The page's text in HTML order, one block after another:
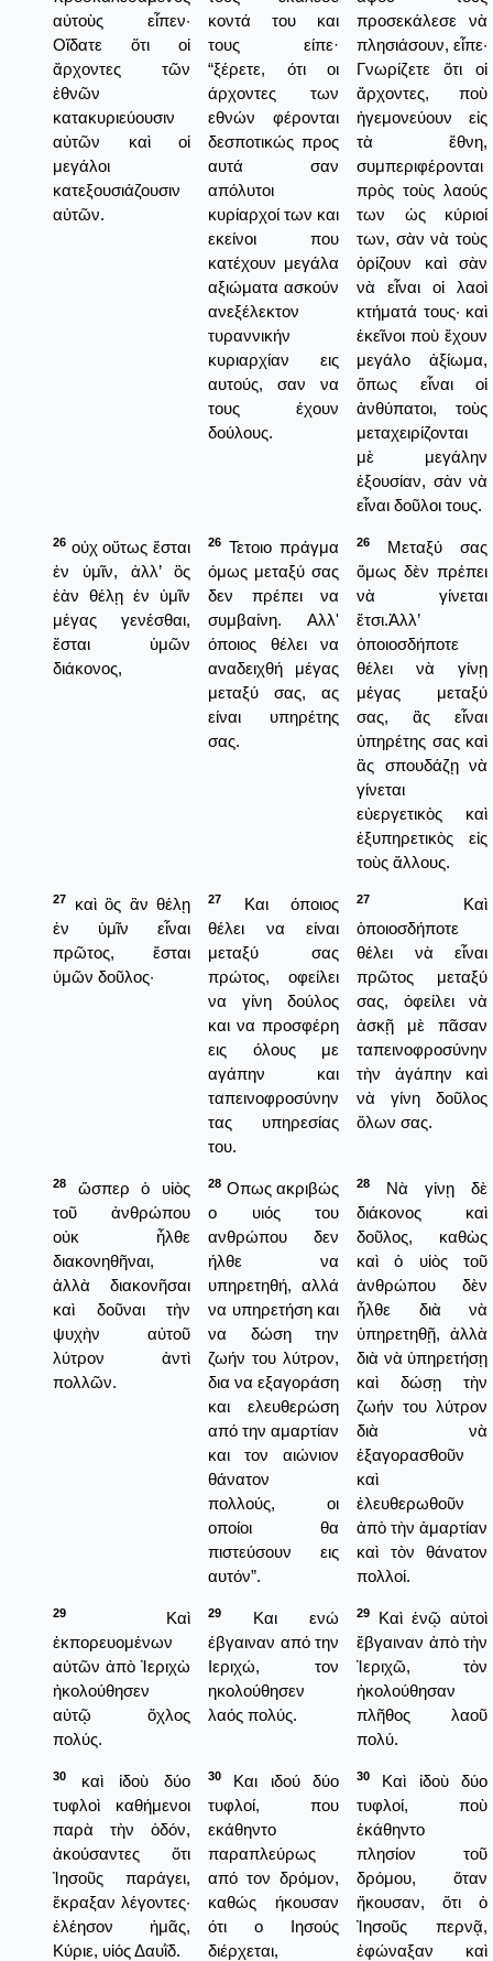
αὐτοὺς εἶπεν·
Οἴδατε ὅτι οἱ
ἄρχοντες τῶν
ἐθνῶν
κατακυριεύουσιν
αὐτῶν καὶ οἱ
μεγάλοι
κατεξουσιάζουσιν
αὐτῶν.
κοντά του και
τους είπε·
“ξέρετε, ότι οι
άρχοντες των
εθνών φέρονται
δεσποτικώς προς
αυτά σαν
απόλυτοι
κυρίαρχοί των και
εκείνοι που
κατέχουν μεγάλα
αξιώματα ασκούν
ανεξέλεκτον
τυραννικήν
κυριαρχίαν εις
αυτούς, σαν να
τους έχουν
δούλους.
προσεκάλεσε νὰ
πλησιάσουν, εἶπε·
Γνωρίζετε ὅτι οἱ
ἄρχοντες, ποὺ
ἠγεμονεύουν εἰς
τὰ ἔθνη,
συμπεριφέρονται
πρὸς τοὺς λαούς
των ὡς κύριοί
των, σὰν νὰ τοὺς
ὁρίζουν καὶ σὰν
νὰ εἶναι οἱ λαοὶ
κτήματά τους· καὶ
ἐκεῖνοι ποὺ ἔχουν
μεγάλο ἀξίωμα,
ὅπως εἶναι οἱ
ἀνθύπατοι, τοὺς
μεταχειρίζονται
μὲ μεγάλην
ἐξουσίαν, σὰν νὰ
εἶναι δοῦλοι τους.
26 οὐχ οὕτως ἔσται
ἐν ὑμῖν, ἀλλ’ ὃς
ἐὰν θέλῃ ἐν ὑμῖν
μέγας γενέσθαι,
ἔσται ὑμῶν
διάκονος,
26 Τετοιο πράγμα
όμως μεταξύ σας
δεν πρέπει να
συμβαίνη. Αλλ'
όποιος θέλει να
αναδειχθή μέγας
μεταξύ σας, ας
είναι υπηρέτης
σας.
26
Μεταξύ σας
ὅμως δὲν πρέπει
νὰ γίνεται
ἔτσι.Ἀλλ’
ὁποιοσδήποτε
θέλει νὰ γίνῃ
μέγας μεταξύ
σας, ἂς εἶναι
ὑπηρέτης σας καὶ
ἂς σπουδάζῃ νὰ
γίνεται
εὐεργετικὸς καὶ
ἐξυπηρετικὸς εἰς
τοὺς ἄλλους.
27
καὶ ὃς ἂν θέλῃ
ἐν ὑμῖν εἶναι
πρῶτος, ἔσται
ὑμῶν δοῦλος·
27
Και όποιος
θέλει να είναι
μεταξύ σας
πρώτος, οφείλει
να γίνη δούλος
και να προσφέρη
εις όλους με
αγάπην και
ταπεινοφροσύνην
τας υπηρεσίας
του.
27
Καὶ
ὁποιοσδήποτε
θέλει νὰ εἶναι
πρῶτος μεταξύ
σας, ὀφείλει νὰ
ἀσκῇ μὲ πᾶσαν
ταπεινοφροσύνην
τὴν ἀγάπην καὶ
νὰ γίνη δοῦλος
ὅλων σας.
28
ὥσπερ ὁ υἱὸς
τοῦ ἀνθρώπου
οὐκ ἦλθε
διακονηθῆναι,
ἀλλὰ διακονῆσαι
καὶ δοῦναι τὴν
ψυχὴν αὐτοῦ
λύτρον ἀντὶ
πολλῶν.
28 Οπως ακριβώς
ο υιός του
ανθρώπου δεν
ήλθε να
υπηρετηθή, αλλά
να υπηρετήση και
να δώση την
ζωήν του λύτρον,
δια να εξαγοράση
και ελευθερώση
από την αμαρτίαν
και τον αιώνιον
θάνατον
πολλούς, οι
οποίοι θα
πιστεύσουν εις
αυτόν”.
28
Νὰ γίνῃ δὲ
διάκονος καὶ
δοῦλος, καθὼς
καὶ ὁ υἱὸς τοῦ
ἀνθρώπου δὲν
ἦλθε διὰ νὰ
ὑπηρετηθῇ, ἀλλὰ
διὰ νὰ ὑπηρετήσῃ
καὶ δώσῃ τὴν
ζωήν του λύτρον
διὰ νὰ
ἑξαγορασθοῦν
καὶ
ἐλευθερωθοῦν
ἀπὸ τὴν ἁμαρτίαν
καὶ τὸν θάνατον
πολλοί.
29
Καὶ
ἐκπορευομένων
αὐτῶν ἀπὸ Ἰεριχὼ
ἠκολούθησεν
αὐτῷ ὄχλος
πολύς.
29
Και ενώ
έβγαιναν από την
Ιεριχώ, τον
ηκολούθησεν
λαός πολύς.
29
Καὶ ἐνῷ αὐτοὶ
ἔβγαιναν ἀπὸ τὴν
Ἱεριχῶ, τὸν
ἠκολούθησαν
πλῆθος λαοῦ
πολύ.
30
καὶ ἰδοὺ δύο
τυφλοὶ καθήμενοι
παρὰ τὴν ὁδόν,
ἀκούσαντες ὅτι
Ἰησοῦς παράγει,
ἔκραξαν λέγοντες·
ἐλέησον ἡμᾶς,
Κύριε, υἱός Δαυῒδ.
30
Και ιδού δύο
τυφλοί, που
εκάθηντο
παραπλεύρως
από τον δρόμον,
καθώς ήκουσαν
ότι ο Ιησούς
διέρχεται,
30
Καὶ ἰδοὺ δύο
τυφλοί, ποὺ
ἐκάθηντο
πλησίον τοῦ
δρόμου, ὅταν
ἤκουσαν, ὅτι ὁ
Ἰησοῦς περνᾷ,
ἐφώναξαν καὶ